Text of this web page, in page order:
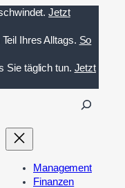
Jetzt
Ihres Alltags. So
Sie täglich tun. Jetzt
n
Management
Finanzen